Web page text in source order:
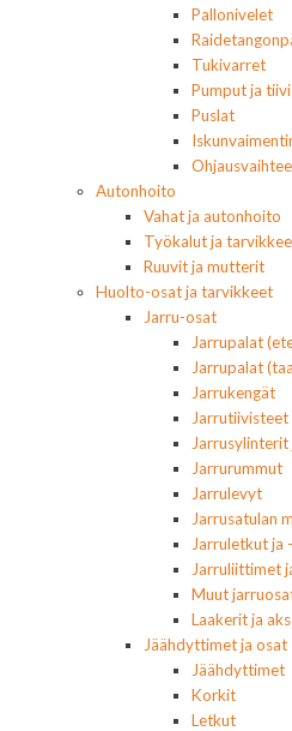
Pallonivelet
Tukivarret
Pumput ja
Puslat
Autonhoito
Vahat ja autonhoito
Työkalut ja
Ruuvit ja mutterit
Huolto-osat ja tarvikkeet
Jarru-osat
Jarrupalat
Jarrupalat
Jarrukengät
Jarrutiivisteet
Jarrurummut
Jarrulevyt
Jarrusatulan
Jarruletkut ja
Jarruliittimet
Muut
Laakerit ja
Jäähdyttimet ja osat
Jäähdyttimet
Korkit
Letkut